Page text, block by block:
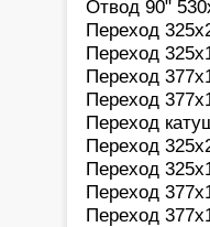
Отвод 90"
Пеpеход
Переход
Переход
Переход
Переход
Пеpеход
Переход
Переход
Переход